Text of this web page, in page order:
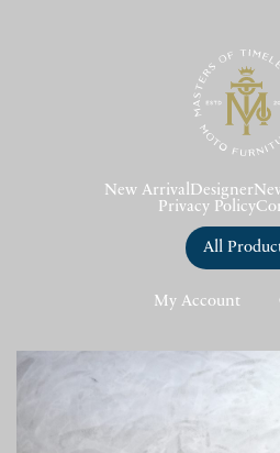
New Arrival Designer
Privacy Policy
All
My Account